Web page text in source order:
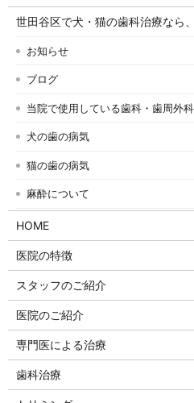
世田谷区で犬・猫の歯科治療なら
お知らせ
ブログ
当院で使用している歯科・歯周外
犬の歯の病気
猫の歯の病気
麻酔について
HOME
医院の特徴
スタッフのご紹介
医院のご紹介
専門医による治療
歯科治療